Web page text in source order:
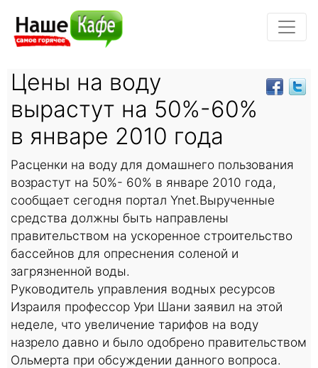
Цены на воду
вырастут на 50%-60%
в январе 2010 года
Расценки на воду для домашнего пользования
возрастут на 50%- 60% в январе 2010 года,
сообщает сегодня портал Ynet.Вырученные
средства должны быть направлены
правительством на ускоренное строительство
бассейнов для опреснения соленой и
загрязненной воды.
Руководитель управления водных ресурсов
Израиля профессор Ури Шани заявил на этой
неделе, что увеличение тарифов на воду
назрело давно и было одобрено правительством
Ольмерта при обсуждении данного вопроса.